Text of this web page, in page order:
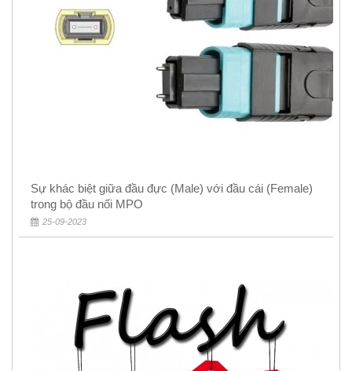
Sự khác biệt giữa đầu đực (Male) với đầu cái (Female)
trong bộ đầu nối MPO
25-09-2023